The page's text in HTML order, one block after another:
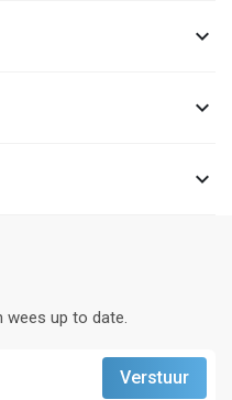



wees up to date.